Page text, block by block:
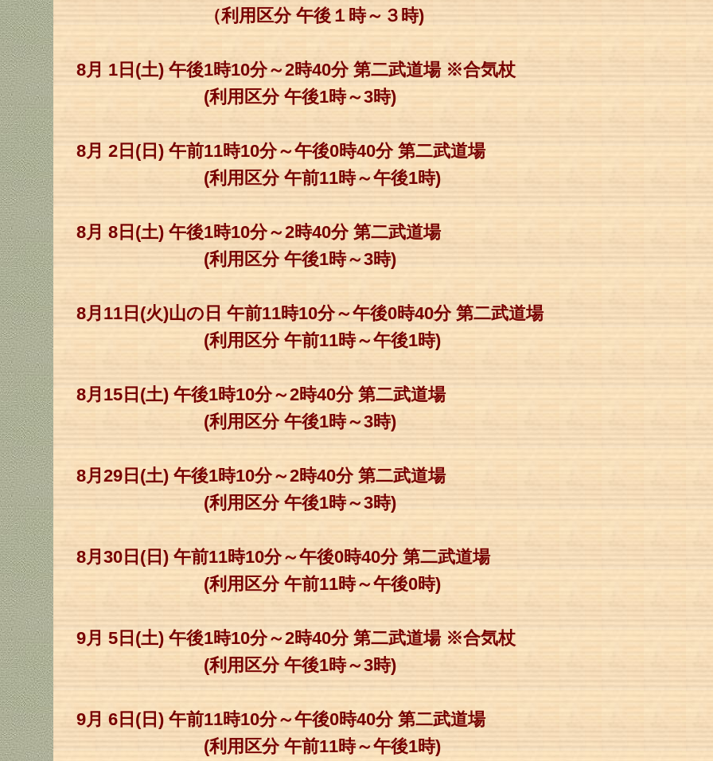
（利用区分 午後１時～３時)
8月 1日(土) 午後1時10分～2時40分 第二武道場 ※合気杖
(利用区分 午後1時～3時)
8月 2日(日) 午前11時10分～午後0時40分 第二武道場
(利用区分 午前11時～午後1時)
8月 8日(土) 午後1時10分～2時40分 第二武道場
(利用区分 午後1時～3時)
8月11日(火)山の日 午前11時10分～午後0時40分 第二武道場
(利用区分 午前11時～午後1時)
8月15日(土) 午後1時10分～2時40分 第二武道場
(利用区分 午後1時～3時)
8月29日(土) 午後1時10分～2時40分 第二武道場
(利用区分 午後1時～3時)
8月30日(日) 午前11時10分～午後0時40分 第二武道場
(利用区分 午前11時～午後0時)
9月 5日(土) 午後1時10分～2時40分 第二武道場 ※合気杖
(利用区分 午後1時～3時)
9月 6日(日) 午前11時10分～午後0時40分 第二武道場
(利用区分 午前11時～午後1時)